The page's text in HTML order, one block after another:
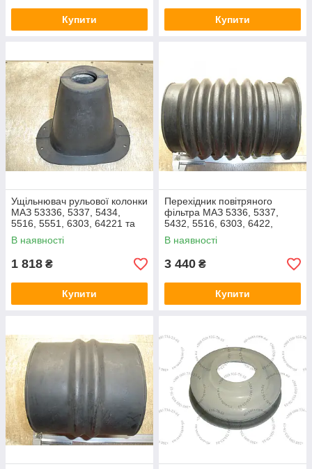
Купити Купити
Ущільнювач рульової колонки
МАЗ 53336, 5337, 5434,
5516, 5551, 6303, 64221 та
ін(64221-3444257, пр-во
Білорусь)
В наявності
1 818 ₴
Купити
Перехідник повітряного
фільтра МАЗ 5336, 5337,
5432, 5516, 6303, 6422,
64229 та ін(6422-1109146,
пр-во Білорусь)
В наявності
3 440 ₴
Купити